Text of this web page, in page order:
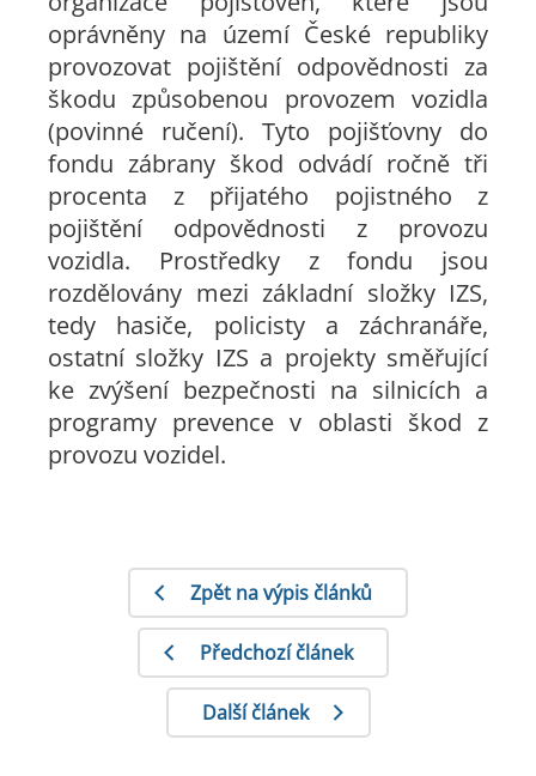
oprávněny na území České republiky
provozovat pojištění odpovědnosti za
škodu způsobenou provozem vozidla
(povinné ručení). Tyto pojišťovny do
fondu zábrany škod odvádí ročně tři
procenta z přijatého pojistného z
pojištění odpovědnosti z provozu
vozidla. Prostředky z fondu jsou
rozdělovány mezi základní složky IZS,
tedy hasiče, policisty a záchranáře,
ostatní složky IZS a projekty směřující
ke zvýšení bezpečnosti na silnicích a
programy prevence v oblasti škod z
provozu vozidel.
Zpět na výpis článků
Předchozí článek
Další článek